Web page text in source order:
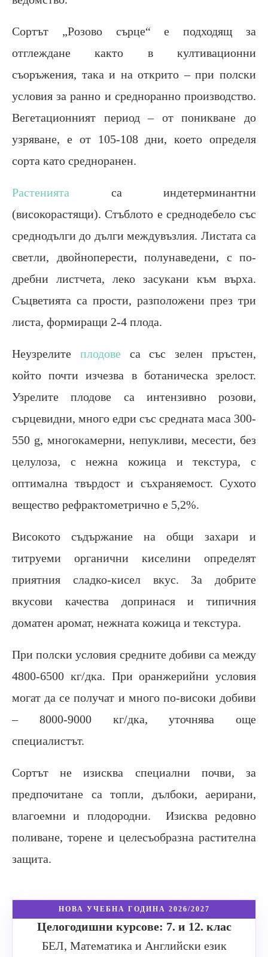
Сортът „Розово сърце“ е подходящ за
отглеждане както в култивационни
съоръжения, така и на открито – при полски
условия за ранно и средноранно производство.
Вегетационният период – от поникване до
узряване, е от 105-108 дни, което определя
сорта като средноранен.
Растенията са индетерминантни
(високорастящи). Стъблото е среднодебело със
среднодълги до дълги междувъзлия. Листата са
светли, двойноперести, полунаведени, с по-
дребни листчета, леко засукани към върха.
Съцветията са прости, разположени през три
листа, формиращи 2-4 плода.
Неузрелите плодове са със зелен пръстен,
който почти изчезва в ботаническа зрелост.
Узрелите плодове са интензивно розови,
сърцевидни, много едри със средната маса 300-
550 g, многокамерни, непукливи, месести, без
целулоза, с нежна кожица и текстура, с
оптимална твърдост и съхраняемост. Сухото
вещество рефрактометрично е 5,2%.
Високото съдържание на общи захари и
титруеми органични киселини определят
приятния сладко-кисел вкус. За добрите
вкусови качества допринася и типичния
доматен аромат, нежната кожица и текстура.
При полски условия средните добиви са между
4800-6500 кг/дка. При оранжерийни условия
могат да се получат и много по-високи добиви
– 8000-9000 кг/дка, уточнява още
специалистът.
Сортът не изисква специални почви, за
предпочитане са топли, дълбоки, аерирани,
влагоемни и плодородни. Изисква редовно
поливане, торене и целесъобразна растителна
защита.
НОВА УЧЕБНА ГОДИНА 2026/2027
Целогодишни курсове: 7. и 12. клас
БЕЛ, Математика и Английски език